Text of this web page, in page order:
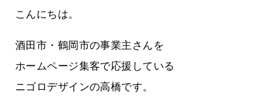
こんにちは。
酒田市・鶴岡市の事業主さんを
ホームページ集客で応援している
ニゴロデザインの高橋です。
負けない
立ちたい
メンタルに来る～！想定してたより利
益が残らない仕事になってしまって
た…